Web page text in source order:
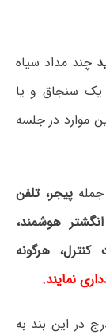
چند مداد سیاه
یک سنجاق و یا
موارد در جلسه
پیجر، تلفن
هوشمند،
هرگونه
نمایند.
در این بند به